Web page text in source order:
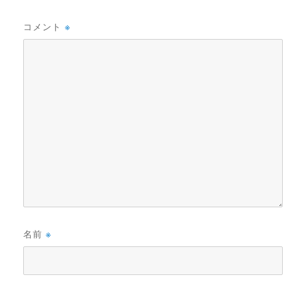
コメント※
名前※